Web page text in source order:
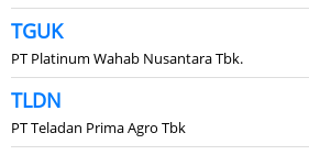
TGUK
PT Platinum Wahab Nusantara Tbk.
TLDN
PT Teladan Prima Agro Tbk